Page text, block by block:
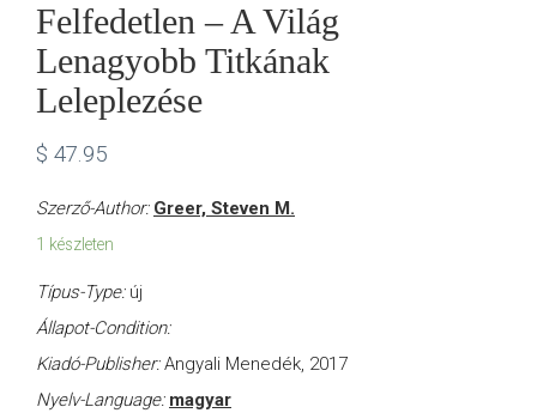
Felfedetlen – A Világ
Lenagyobb Titkának
Leleplezése
$ 47.95
Szerző-Author: Greer, Steven M.
1 készleten
Típus-Type: új
Állapot-Condition:
Kiadó-Publisher:Angyali Menedék, 2017
Nyelv-Language: magyar